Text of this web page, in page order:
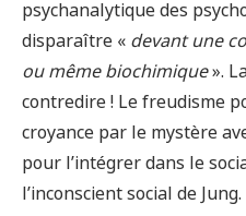
psychanalytique des
disparaître « devant une
ou même biochimique».
contredire ! Le freudisme
croyance par le mystère
pour l’intégrer dans le
l’inconscient social de Jung.